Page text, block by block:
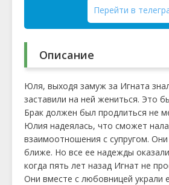
Перейти в
Описание
Юля, выходя замуж за Игната
заставили на ней жениться. Это
Брак должен был продлиться не
Юлия надеялась, что сможет
взаимоотношения с супругом.
ближе. Но все ее надежды
когда пять лет назад Игнат не
Они вместе с любовницей украли